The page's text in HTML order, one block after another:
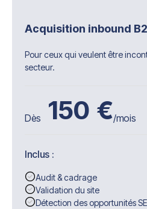
Acquisition inbound
Pour ceux qui veulent être
secteur.
Dès 150 €/mois
Inclus :
Audit & cadrage
Validation du site
Détection des opportunités